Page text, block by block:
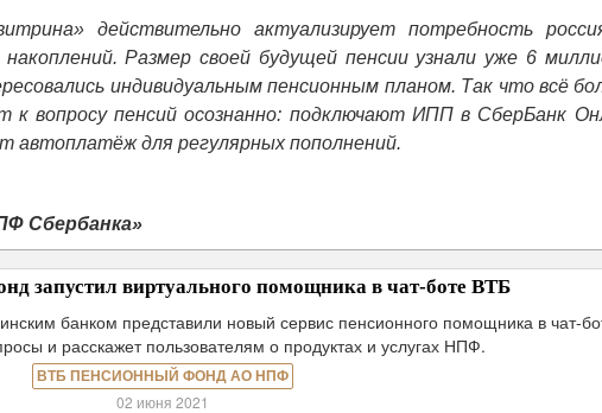
действительно актуализирует потребность
Размер своей будущей пенсии узнали уже 6
индивидуальным пенсионным планом. Так что всё
к вопросу пенсий осознанно: подключают ИПП в СберБанк
автоплатёж для регулярных пополнений.
Сбербанка»
запустил виртуального помощника в чат-боте ВТБ
банком представили новый сервис пенсионного помощника в чат-
и расскажет пользователям о продуктах и услугах НПФ.
ВТБ ПЕНСИОННЫЙ ФОНД АО НПФ
02 июня 2021